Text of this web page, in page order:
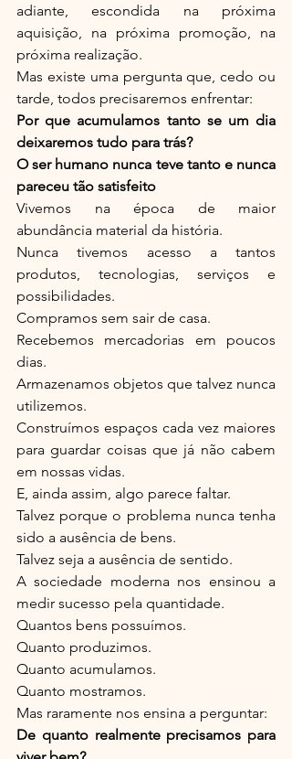
adiante, escondida na próxima
aquisição, na próxima promoção, na
próxima realização.
Mas existe uma pergunta que, cedo ou
tarde, todos precisaremos enfrentar:
Por que acumulamos tanto se um dia
deixaremos tudo para trás?
O ser humano nunca teve tanto e nunca
pareceu tão satisfeito
Vivemos na época de maior
abundância material da história.
Nunca tivemos acesso a tantos
produtos, tecnologias, serviços e
possibilidades.
Compramos sem sair de casa.
Recebemos mercadorias em poucos
dias.
Armazenamos objetos que talvez nunca
utilizemos.
Construímos espaços cada vez maiores
para guardar coisas que já não cabem
em nossas vidas.
E, ainda assim, algo parece faltar.
Talvez porque o problema nunca tenha
sido a ausência de bens.
Talvez seja a ausência de sentido.
A sociedade moderna nos ensinou a
medir sucesso pela quantidade.
Quantos bens possuímos.
Quanto produzimos.
Quanto acumulamos.
Quanto mostramos.
Mas raramente nos ensina a perguntar:
De quanto realmente precisamos para